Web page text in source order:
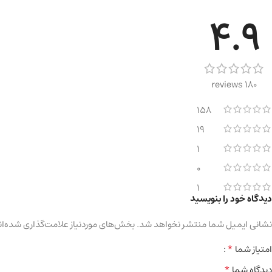
4.9
180 reviews
158
19
1
0
1
دیدگاه خود را بنویسید
نشانی ایمیل شما منتشر نخواهد شد.بخش‌های موردنیاز علامت‌گذاری
امتیاز شما*